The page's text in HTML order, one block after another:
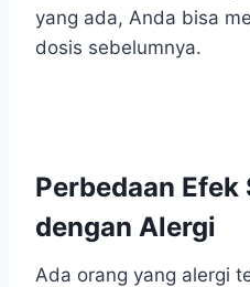
yang ada, Anda bisa
dosis sebelumnya.
Perbedaan Efek
dengan Alergi
Ada orang yang alergi